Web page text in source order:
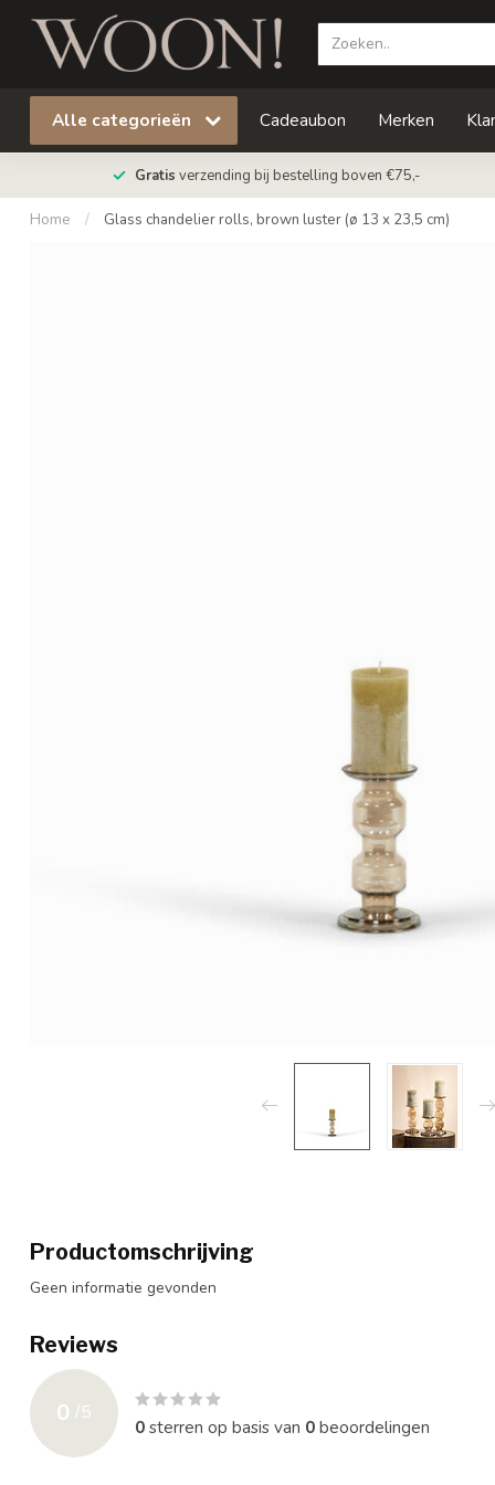
Alle categorieën Cadeaubon Merken
Gratis verzending bij bestelling boven €75,-
Home / Glass chandelier rolls, brown luster (ø 13 x 23,5 cm)
Productomschrijving
Geen informatie gevonden
Reviews
0 /5
0sterren op basis van 0beoordelingen